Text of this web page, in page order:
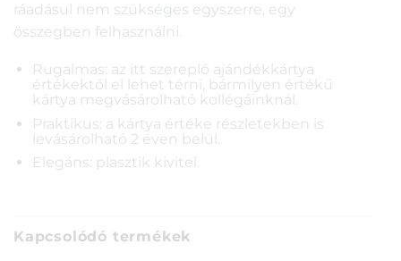
ráadásul nem szükséges egyszerre, egy
összegben felhasználni.
Rugalmas: az itt szereplő ajándékkártya
értékektől el lehet térni, bármilyen értékű
kártya megvásárolható kollégáinknál.
Praktikus: a kártya értéke részletekben is
levásárolható 2 éven belül.
Elegáns: plasztik kivitel.
Kapcsolódó termékek